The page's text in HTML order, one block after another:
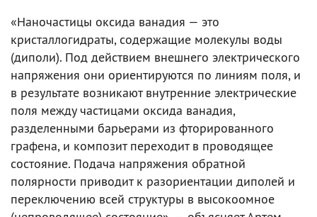
«Наночастицы оксида ванадия — это
кристаллогидраты, содержащие молекулы воды
(диполи). Под действием внешнего электрического
напряжения они ориентируются по линиям поля, и
в результате возникают внутренние электрические
поля между частицами оксида ванадия,
разделенными барьерами из фторированного
графена, и композит переходит в проводящее
состояние. Подача напряжения обратной
полярности приводит к разориентации диполей и
переключению всей структуры в высокоомное